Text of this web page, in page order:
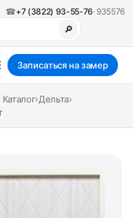
☎+7 (3822) 93-55-76· 935576
🔎
Записаться на замер
Каталог›Дельта›